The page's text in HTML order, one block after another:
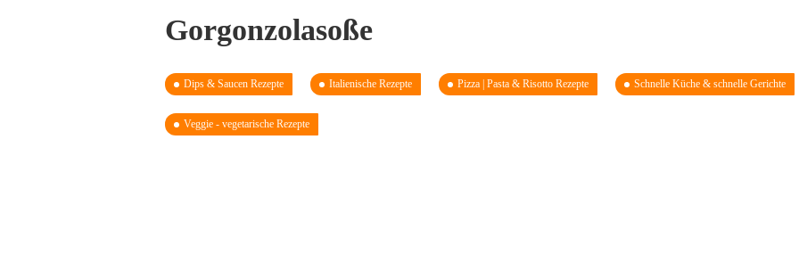
Gorgonzolasoße
Dips & Saucen Rezepte Italienische Rezepte Pizza | Pasta & Risotto Rezepte Schnelle Küche & schnelle Gerichte
Veggie - vegetarische Rezepte